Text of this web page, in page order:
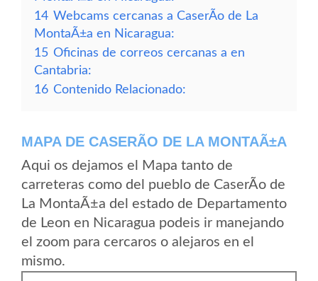
14 Webcams cercanas a CaserÃ­o de La
MontaÃ±a en Nicaragua:
15 Oficinas de correos cercanas a en
Cantabria:
16 Contenido Relacionado:
MAPA DE CASERÃ­O DE LA MONTAÃ±A
Aqui os dejamos el Mapa tanto de
carreteras como del pueblo de CaserÃ­o de
La MontaÃ±a del estado de Departamento
de Leon en Nicaragua podeis ir manejando
el zoom para cercaros o alejaros en el
mismo.